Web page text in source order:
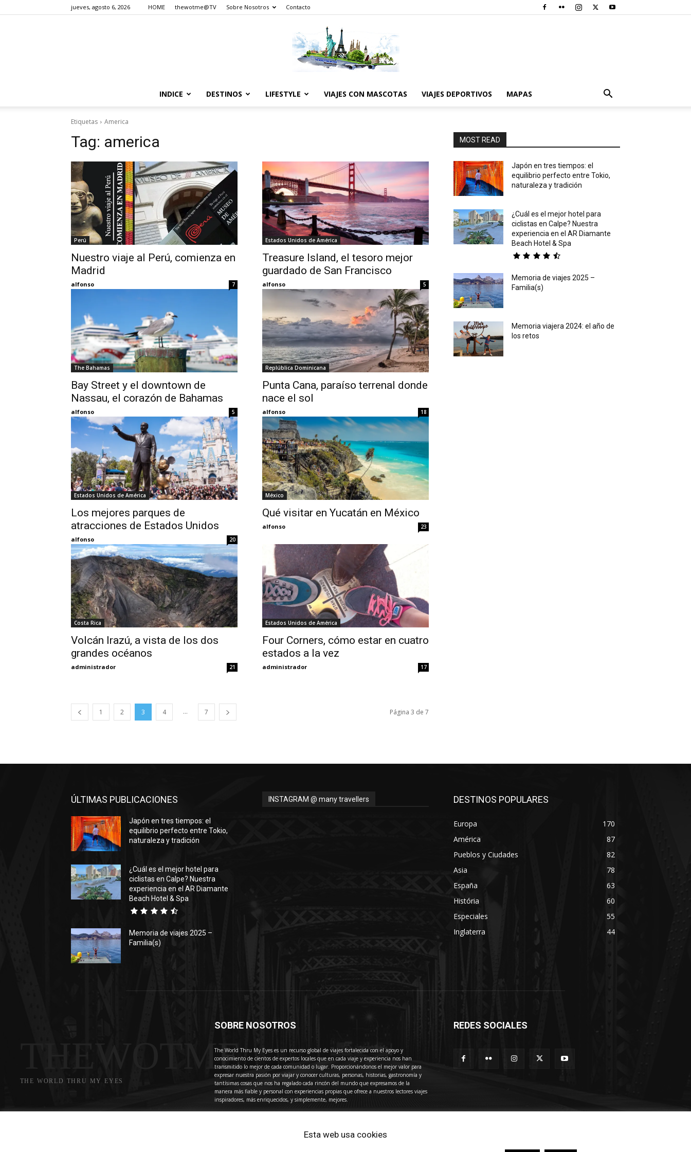
jueves, agosto 6, 2026 HOME thewotme@TV Sobre Nosotros Contacto
World
Thru
Eyes
INDICE DESTINOS LIFESTYLE VIAJES CON MASCOTAS VIAJES DEPORTIVOS MAPAS
Etiquetas America
Tag: america
Perú
Nuestro viaje al Perú, comienza en
Madrid
alfonso 7
Estados Unidos de América
Treasure Island, el tesoro mejor
guardado de San Francisco
alfonso 5
The Bahamas
Bay Street y el downtown de
Nassau, el corazón de Bahamas
alfonso 5
Replública Dominicana
Punta Cana, paraíso terrenal donde
nace el sol
alfonso 18
Estados Unidos de América
Los mejores parques de
atracciones de Estados Unidos
alfonso 20
México
Qué visitar en Yucatán en México
alfonso 23
Costa Rica
Volcán Irazú, a vista de los dos
grandes océanos
administrador 21
Estados Unidos de América
Four Corners, cómo estar en cuatro
estados a la vez
administrador 17
1 2 3 4 ... 7 Página 3 de 7
MOST READ
Japón en tres tiempos: el
equilibrio perfecto entre Tokio,
naturaleza y tradición
¿Cuál es el mejor hotel para
ciclistas en Calpe? Nuestra
experiencia en el AR Diamante
Beach Hotel & Spa
Memoria de viajes 2025 –
Familia(s)
Memoria viajera 2024: el año de
los retos
ÚLTIMAS PUBLICACIONES
Japón en tres tiempos: el
equilibrio perfecto entre Tokio,
naturaleza y tradición
¿Cuál es el mejor hotel para
ciclistas en Calpe? Nuestra
experiencia en el AR Diamante
Beach Hotel & Spa
Memoria de viajes 2025 –
Familia(s)
INSTAGRAM @ many travellers DESTINOS POPULARES
Europa
170
América
87
Pueblos y Ciudades
82
Asia
78
España
63
História
60
Especiales
55
Inglaterra
44
THEWOTME
THE WORLD THRU MY EYES
SOBRE NOSOTROS
The World Thru My Eyes es un recurso global de viajes fortalecida con el apoyo y
conocimiento de cientos de expertos locales que en cada viaje y experiencia nos han
transmitido lo mejor de cada comunidad o lugar. Proporcionándonos el mejor valor para
expresar nuestra pasión por viajar y conocer culturas, personas, historias, gastronomía y
tantísimas cosas que nos ha regalado cada rincón del mundo que expresamos de la
manera más fiable y personal con experiencias propias que ofrece a nuestros lectores viajes
inspiradores, más enriquecidos, y simplemente, mejores.
REDES SOCIALES
Esta web usa cookies